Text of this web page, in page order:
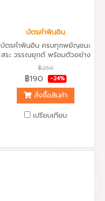
บัตรคำพินอิน
บัตรคำพินอิน ครบทุกพยัญชนะ
สระ วรรณยุกต์ พร้อมตัวอย่าง
และคำศัพท์จีนง่ายๆ คุ้มค่าเหมาะ
กับผู้เริ่มต้น ‪#‎เรียนภาษาจีน‬ ทุก
วัย หรือผู้ต้องการทบทวน ‪#‎พิ
นอินจีน‬ ‪#‎บัตรคำจีน‬ ‪#‎เรียนพิ
นอิน‬
฿250
฿190 -24%
สั่งซื้อสินค้า
เปรียบเทียบ